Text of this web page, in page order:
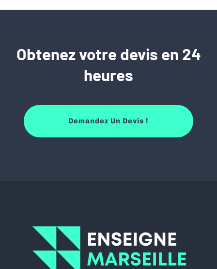
Obtenez votre devis en 24
heures
Demandez Un Devis !